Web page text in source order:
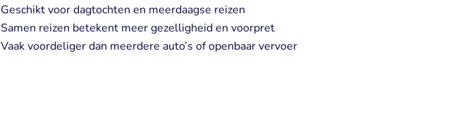
Geschikt voor dagtochten en meerdaagse reizen
Samen reizen betekent meer gezelligheid en voorpret
Vaak voordeliger dan meerdere auto’s of openbaar vervoer